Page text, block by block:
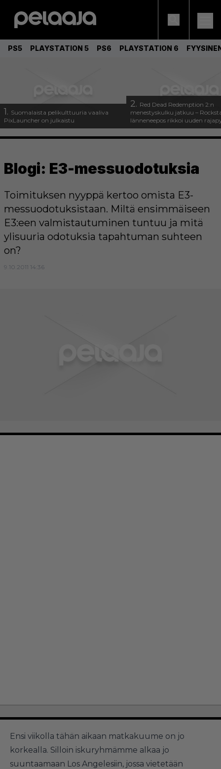
PS5 PLAYSTATION 5 PS6 PLAYSTATION 6
1. Suomalaista pelikulttuuria vaaliva
PixLauncher on julkaistu
2. Red Dead Redemption 2:n
menestyskulku jatkuu –
länneneepos rikkoi uuden
Blogi: E3-messuodotuksia
Toimituksen nyyppä kertoo omista E3-
messuodotuksistaan. Miltä ensimmäiseen
E3:een valmistautuminen tuntuu ja mitä
ylisuuria odotuksia tapahtuman suhteen
on?
9.10.2011 14:36
Ensi viikolla tähän aikaan matkakuume on jo
korkealla. Silloin iskuryhmämme alkaa jo
suuntaamaan Los Angelesiin, jossa vietetään